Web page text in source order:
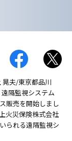
晃夫/東京都品川
隔監視システム
販売を開始しまし
火災保険株式会社
られる遠隔監視シ